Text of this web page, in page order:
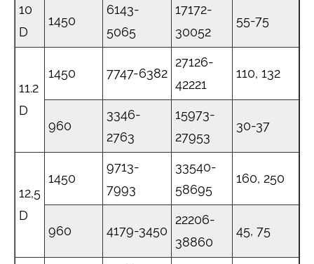
10
D
1450
6143-
5065
17172-
30052
55-75
11.2
D
1450 7747-6382
27126-
42221
110, 132
960
3346-
2763
15973-
27953
30-37
12,5
D
1450
9713-
7993
33540-
58695
160, 250
960 4179-3450
22206-
38860
45, 75